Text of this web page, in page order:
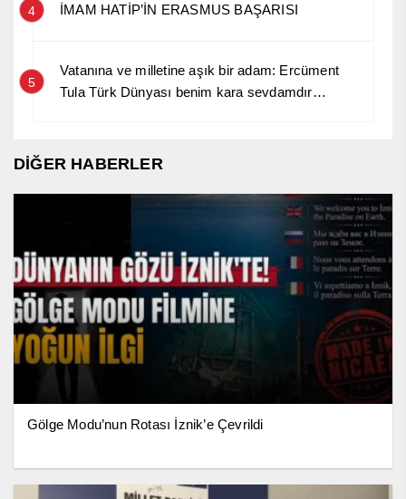
4 İMAM HATİP’İN ERASMUS BAŞARISI
5
Vatanına ve milletine aşık bir adam: Ercüment
Tula Türk Dünyası benim kara sevdamdır…
DİĞER HABERLER
Gölge Modu’nun Rotası İznik’e Çevrildi